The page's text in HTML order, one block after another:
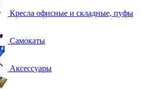
Кресла офисные и складные, пуфы
Самокаты
Аксессуары